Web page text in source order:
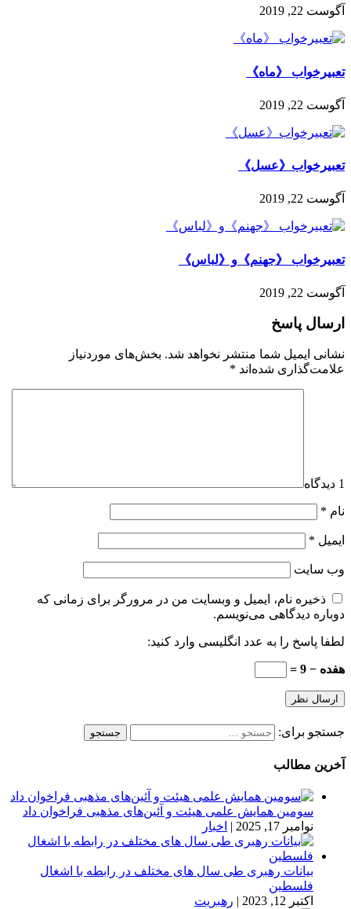
آگوست 22, 2019
تعبیرخواب 《ماه》
آگوست 22, 2019
تعبیرخواب《عسل》
آگوست 22, 2019
تعبیرخواب 《جهنم》و《لباس》
آگوست 22, 2019
ارسال پاسخ
نشانی ایمیل شما منتشر نخواهد شد. بخش‌های موردنیاز
علامت‌گذاری شده‌اند *
1 دیدگاه
نام *
ایمیل *
وب‌ سایت
ذخیره نام، ایمیل و وبسایت من در مرورگر برای زمانی که
دوباره دیدگاهی می‌نویسم.
لطفا پاسخ را به عدد انگلیسی وارد کنید:
هفده − 9 =
جستجو برای:
آخرین مطالب
سومین همایش علمی هیئت و آئین‌های مذهبی فراخوان داد
نوامبر 17, 2025
| اخبار
بیانات رهبری طی سال های مختلف در رابطه با اشغال
فلسطین
اکتبر 12, 2023
| رهبریت